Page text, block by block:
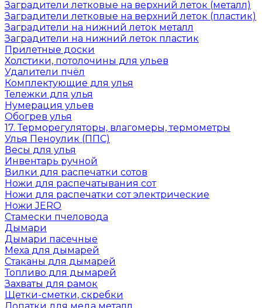
Заградители летковые на верхний леток (металл)
Заградители летковые на верхний леток (пластик)
Заградители на нижний леток металл
Заградители на нижний леток пластик
Прилетные доски
Холстики, потолочины для ульев
Удалители пчёл
Комплектующие для улья
Тележки для улья
Нумерация ульев
Обогрев улья
17. Терморегуляторы, влагомеры, термометры
Улья Пеноулик (ППС)
Весы для улья
Инвентарь ручной
Вилки для распечатки сотов
Ножи для распечатывания сот
Ножи для распечатки сот электрические
Ножи JERO
Стамески пчеловода
Дымари
Дымари пасечные
Меха для дымарей
Стаканы для дымарей
Топливо для дымарей
Захваты для рамок
Щетки-сметки, скребки